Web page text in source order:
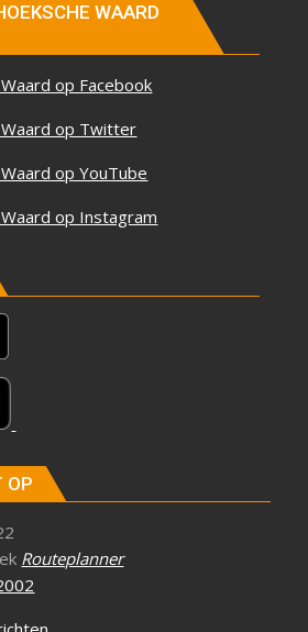
WAARD
op Facebook
op Twitter
op YouTube
op Instagram
OP
Routeplanner